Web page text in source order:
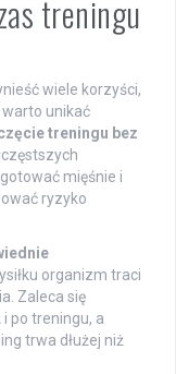
treningu
wiele korzyści,
unikać
treningu bez
mięśnie i
ryzyko
organizm traci
Zaleca się
po treningu, a
trwa dłużej niż